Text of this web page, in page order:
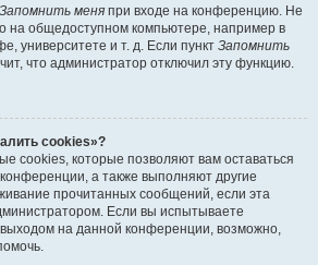
Запомнить меня при входе на конференцию. Не
на общедоступном компьютере, например в
университете и т. д. Если пункт Запомнить
что администратор отключил эту функцию.
cookies»?
cookies, которые позволяют вам оставаться
а также выполняют другие
прочитанных сообщений, если эта
Если вы испытываете
на данной конференции, возможно,